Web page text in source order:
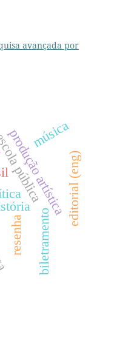
avançada por
resenha
pública
produção artística
biletramento
música
editorial (eng)